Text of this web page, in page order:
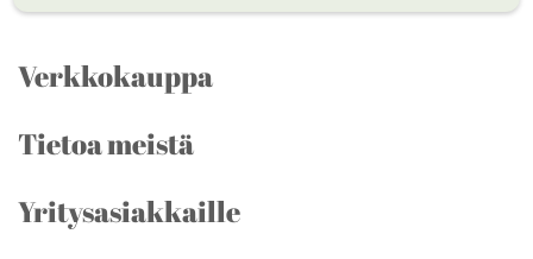
Verkkokauppa
Tietoa meistä
Yritysasiakkaille